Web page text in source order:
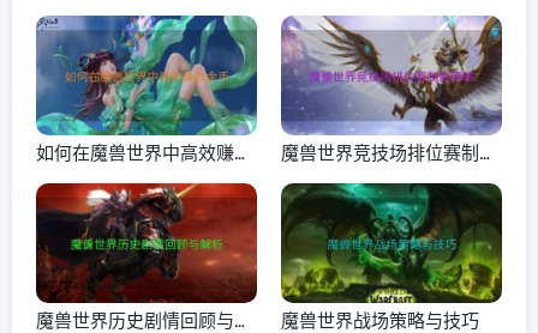
如何在魔兽世界中高效赚取
金币
魔兽世界竞技场排位赛制胜
策略
魔兽世界历史剧情回顾与解 魔兽世界战场策略与技巧